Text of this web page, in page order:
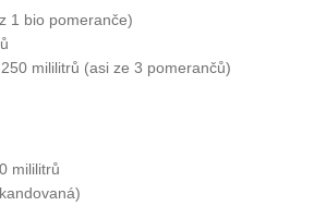
1 bio pomeranče)
250 mililitrů (asi ze 3 pomerančů)
mililitrů